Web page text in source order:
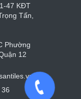
47 KĐT
Tấn,
Phường
12